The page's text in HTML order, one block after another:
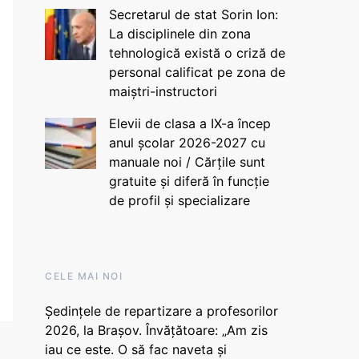
Secretarul de stat Sorin Ion:
La disciplinele din zona
tehnologică există o criză de
personal calificat pe zona de
maiștri-instructori
Elevii de clasa a IX-a încep
anul școlar 2026-2027 cu
manuale noi / Cărțile sunt
gratuite și diferă în funcție
de profil și specializare
CELE MAI NOI
Ședințele de repartizare a profesorilor
2026, la Brașov. Învățătoare: „Am zis
iau ce este. O să fac naveta și